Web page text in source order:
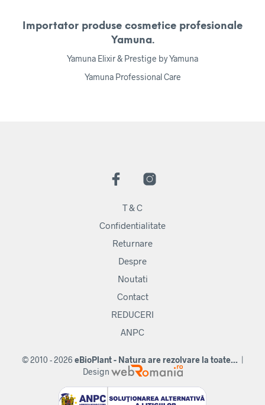
Importator produse cosmetice profesionale
Yamuna.
Yamuna Elixir & Prestige by Yamuna
Yamuna Professional Care
T & C
Confidentialitate
Returnare
Despre
Noutati
Contact
REDUCERI
ANPC
© 2010 - 2026 eBioPlant - Natura are rezolvare la toate... |
Design